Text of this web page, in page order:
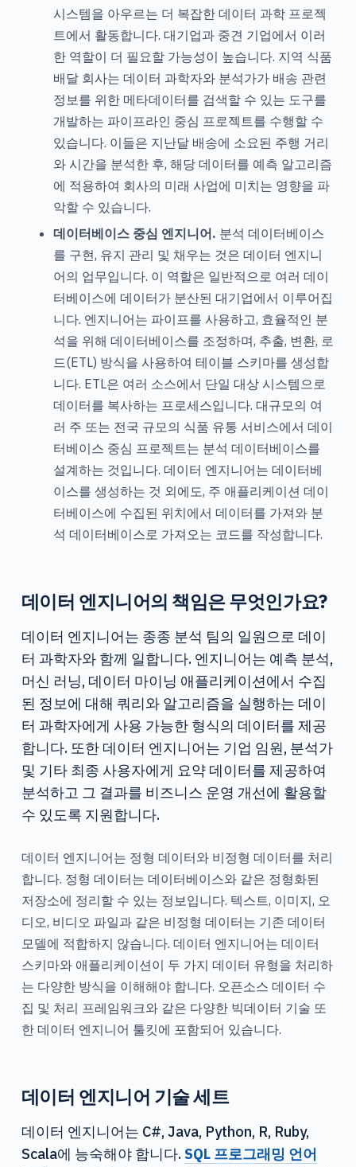
시스템을 아우르는 더 복잡한 데이터 과학 프로젝
트에서 활동합니다. 대기업과 중견 기업에서 이러
한 역할이 더 필요할 가능성이 높습니다. 지역 식품
배달 회사는 데이터 과학자와 분석가가 배송 관련
정보를 위한 메타데이터를 검색할 수 있는 도구를
개발하는 파이프라인 중심 프로젝트를 수행할 수
있습니다. 이들은 지난달 배송에 소요된 주행 거리
와 시간을 분석한 후, 해당 데이터를 예측 알고리즘
에 적용하여 회사의 미래 사업에 미치는 영향을 파
악할 수 있습니다.
데이터베이스 중심 엔지니어. 분석 데이터베이스
를 구현, 유지 관리 및 채우는 것은 데이터 엔지니
어의 업무입니다. 이 역할은 일반적으로 여러 데이
터베이스에 데이터가 분산된 대기업에서 이루어집
니다. 엔지니어는 파이프를 사용하고, 효율적인 분
석을 위해 데이터베이스를 조정하며, 추출, 변환, 로
드(ETL) 방식을 사용하여 테이블 스키마를 생성합
니다. ETL은 여러 소스에서 단일 대상 시스템으로
데이터를 복사하는 프로세스입니다. 대규모의 여
러 주 또는 전국 규모의 식품 유통 서비스에서 데이
터베이스 중심 프로젝트는 분석 데이터베이스를
설계하는 것입니다. 데이터 엔지니어는 데이터베
이스를 생성하는 것 외에도, 주 애플리케이션 데이
터베이스에 수집된 위치에서 데이터를 가져와 분
석 데이터베이스로 가져오는 코드를 작성합니다.
데이터 엔지니어의 책임은 무엇인가요?
데이터 엔지니어는 종종 분석 팀의 일원으로 데이
터 과학자와 함께 일합니다. 엔지니어는 예측 분석,
머신 러닝, 데이터 마이닝 애플리케이션에서 수집
된 정보에 대해 쿼리와 알고리즘을 실행하는 데이
터 과학자에게 사용 가능한 형식의 데이터를 제공
합니다. 또한 데이터 엔지니어는 기업 임원, 분석가
및 기타 최종 사용자에게 요약 데이터를 제공하여
분석하고 그 결과를 비즈니스 운영 개선에 활용할
수 있도록 지원합니다.
데이터 엔지니어는 정형 데이터와 비정형 데이터를 처리
합니다. 정형 데이터는 데이터베이스와 같은 정형화된
저장소에 정리할 수 있는 정보입니다. 텍스트, 이미지, 오
디오, 비디오 파일과 같은 비정형 데이터는 기존 데이터
모델에 적합하지 않습니다. 데이터 엔지니어는 데이터
스키마와 애플리케이션이 두 가지 데이터 유형을 처리하
는 다양한 방식을 이해해야 합니다. 오픈소스 데이터 수
집 및 처리 프레임워크와 같은 다양한 빅데이터 기술 또
한 데이터 엔지니어 툴킷에 포함되어 있습니다.
데이터 엔지니어 기술 세트
데이터 엔지니어는 C#, Java, Python, R, Ruby,
Scala에 능숙해야 합니다. SQL 프로그래밍 언어